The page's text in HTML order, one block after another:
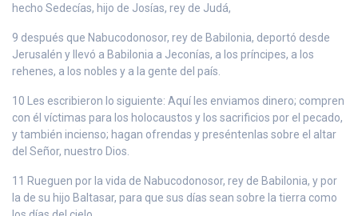
hecho Sedecías, hijo de Josías, rey de Judá,
9 después que Nabucodonosor, rey de Babilonia, deportó desde
Jerusalén y llevó a Babilonia a Jeconías, a los príncipes, a los
rehenes, a los nobles y a la gente del país.
10 Les escribieron lo siguiente: Aquí les enviamos dinero; compren
con él víctimas para los holocaustos y los sacrificios por el pecado,
y también incienso; hagan ofrendas y preséntenlas sobre el altar
del Señor, nuestro Dios.
11 Rueguen por la vida de Nabucodonosor, rey de Babilonia, y por
la de su hijo Baltasar, para que sus días sean sobre la tierra como